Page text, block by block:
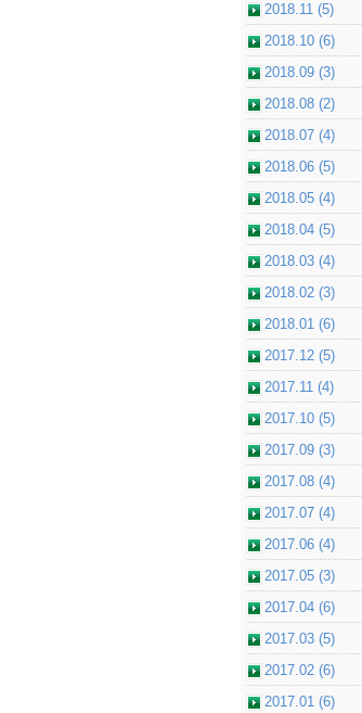
2018.11 (5)
2018.10 (6)
2018.09 (3)
2018.08 (2)
2018.07 (4)
2018.06 (5)
2018.05 (4)
2018.04 (5)
2018.03 (4)
2018.02 (3)
2018.01 (6)
2017.12 (5)
2017.11 (4)
2017.10 (5)
2017.09 (3)
2017.08 (4)
2017.07 (4)
2017.06 (4)
2017.05 (3)
2017.04 (6)
2017.03 (5)
2017.02 (6)
2017.01 (6)